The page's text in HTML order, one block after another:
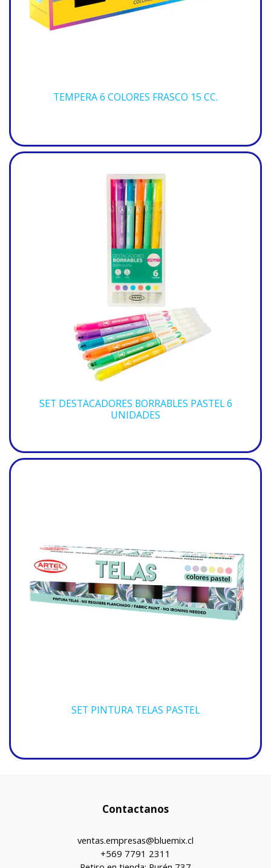
TEMPERA 6 COLORES FRASCO 15 CC.
SET DESTACADORES BORRABLES PASTEL 6
UNIDADES
SET PINTURA TELAS PASTEL
Contactanos
ventas.empresas@bluemix.cl
+569 7791 2311